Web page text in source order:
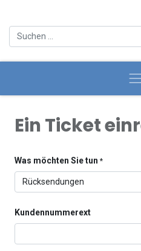
Ein Ticket
Was möchten Sie tun *
Kundennummerext